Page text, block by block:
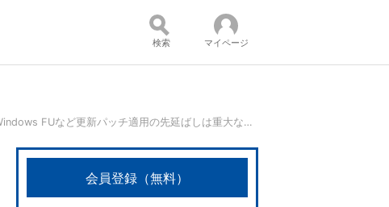
コンテンツ：
検索 マイページ
7割の企業が脆弱性を放置 Windows FUなど更新パッチ適用の先延ばしは重大なリスクに
会員登録（無料）